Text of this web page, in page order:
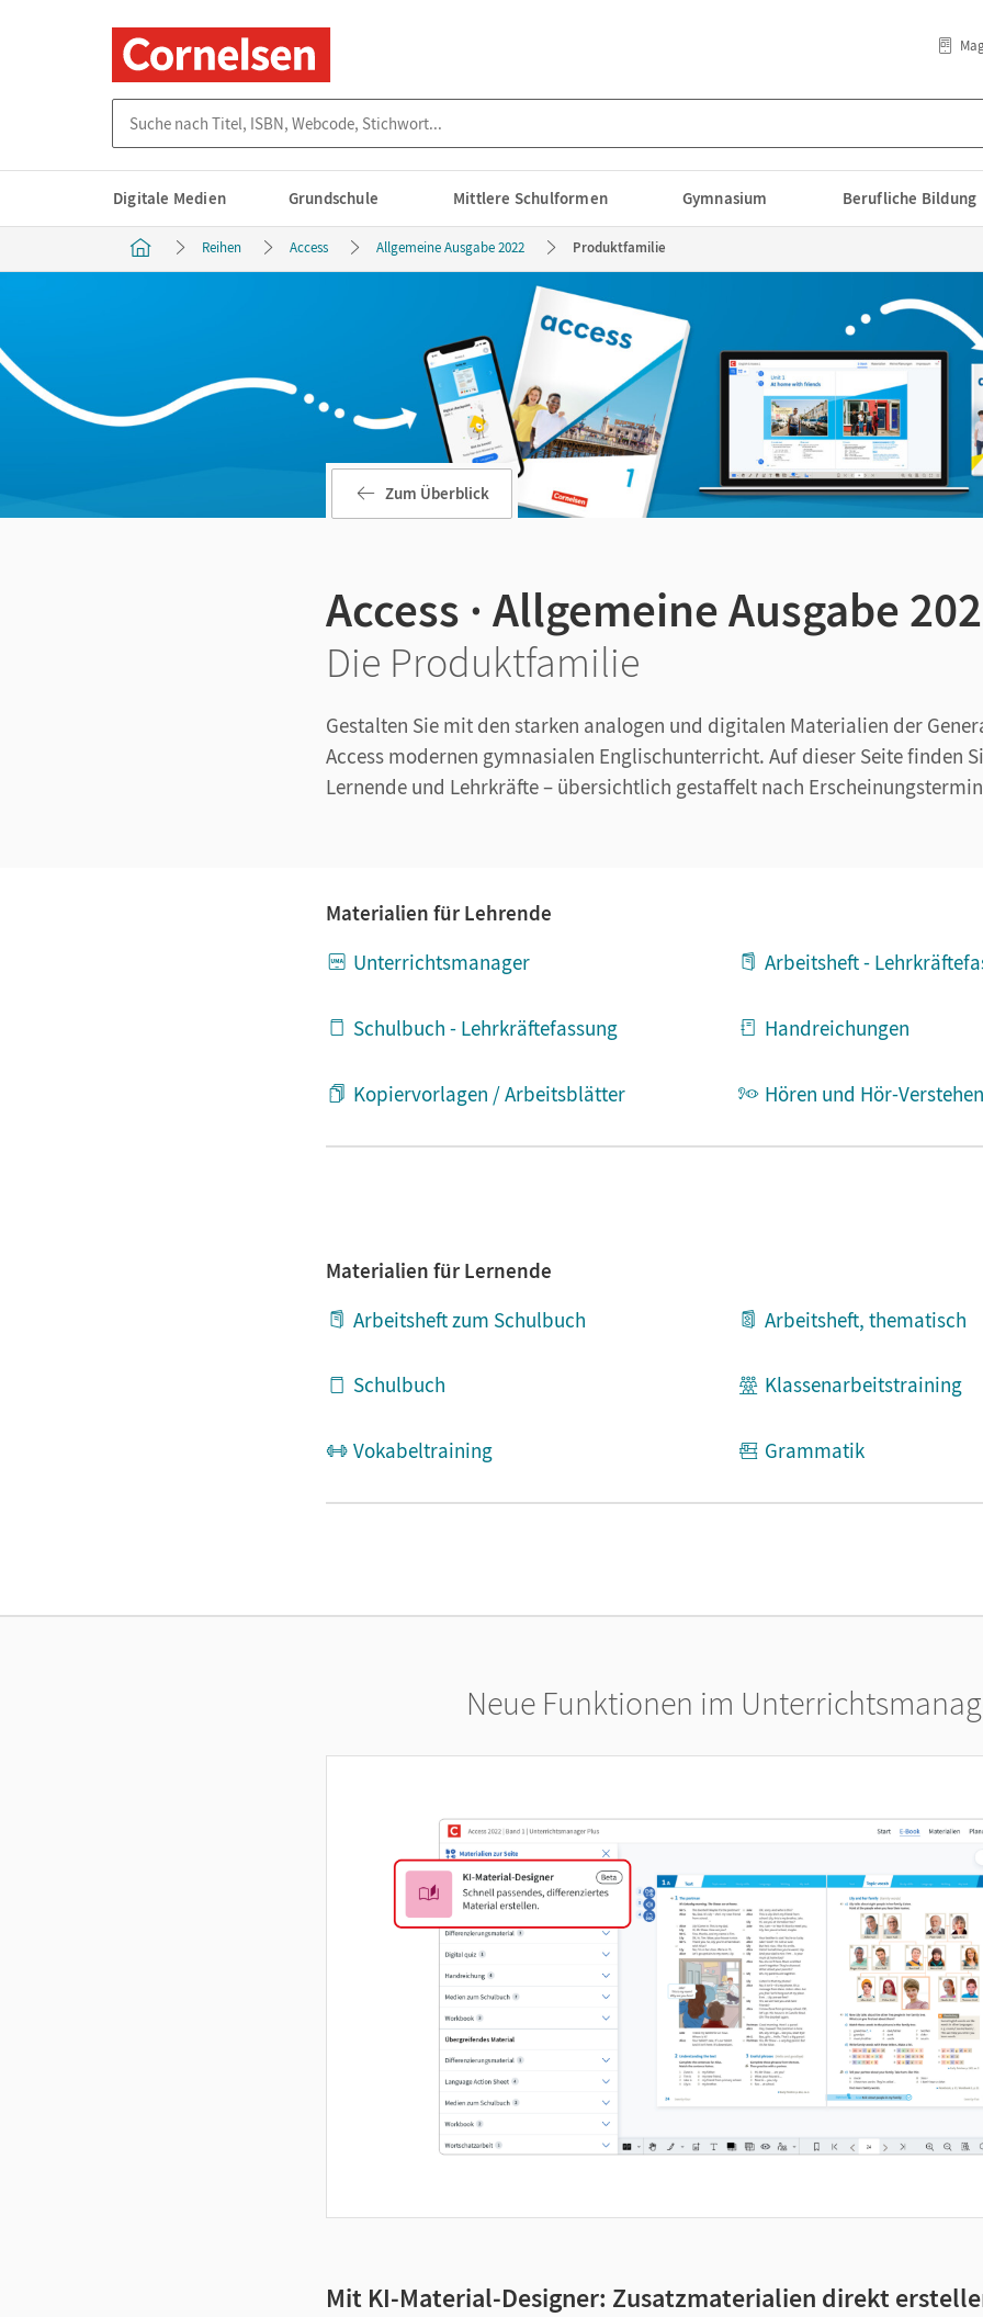
Digitale Medien Grundschule Mittlere Schulformen Gymnasium Berufliche Bildung
Reihen Access Allgemeine Ausgabe 2022 Produktfamilie
Zum Überblick
Access · Allgemeine Ausgabe
Die Produktfamilie
Gestalten Sie mit den starken analogen und digitalen Materialien der
Access modernen gymnasialen Englischunterricht. Auf dieser Seite finden
Lernende und Lehrkräfte – übersichtlich gestaffelt nach
Materialien für Lehrende
Unterrichtsmanager
Arbeitsheft -
Schulbuch - Lehrkräftefassung Handreichungen
Kopiervorlagen / Arbeitsblätter Hören und Hör-Verstehen
Materialien für Lernende
Arbeitsheft zum Schulbuch
Arbeitsheft, thematisch
Schulbuch Klassenarbeitstraining
Vokabeltraining Grammatik
Neue Funktionen im
Mit KI-Material-Designer: Zusatzmaterialien direkt